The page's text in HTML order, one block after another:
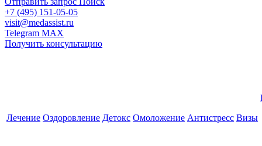
+7 (495) 151-05-05
visit@medassist.ru
Telegram MAX
Получить консультацию
Лечение Оздоровление Детокс Омоложение Антистресс Визы